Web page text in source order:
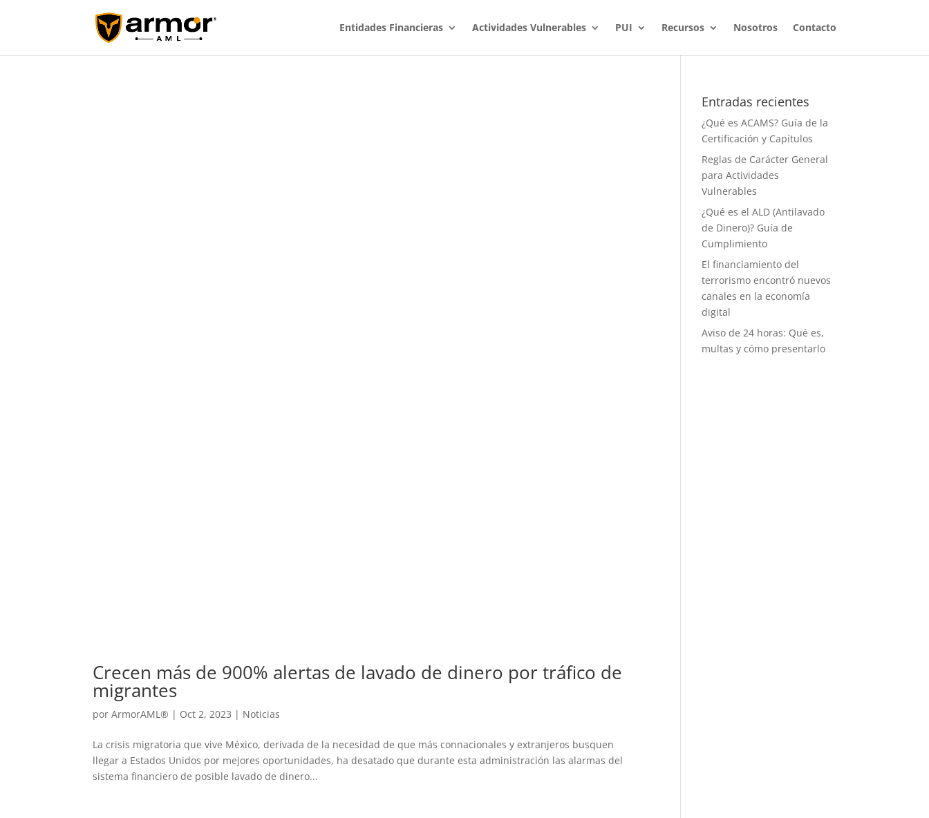
Entidades Financieras Actividades Vulnerables PUI Recursos Nosotros Contacto
Crecen más de 900% alertas de lavado de dinero por tráfico de
migrantes
porArmorAML® | Oct 2, 2023 | Noticias
La crisis migratoria que vive México, derivada de la necesidad de que más connacionales y extranjeros busquen
llegar a Estados Unidos por mejores oportunidades, ha desatado que durante esta administración las alarmas del
sistema financiero de posible lavado de dinero...
Entradas recientes
¿Qué es ACAMS? Guía de la
Certificación y Capítulos
Reglas de Carácter General
para Actividades
Vulnerables
¿Qué es el ALD (Antilavado
de Dinero)? Guía de
Cumplimiento
El financiamiento del
terrorismo encontró nuevos
canales en la economía
digital
Aviso de 24 horas: Qué es,
multas y cómo presentarlo